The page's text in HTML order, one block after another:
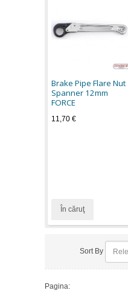
Brake Pipe Flare Nut
Spanner 12mm
FORCE
11,70 €
În căruţ
Sort By
Pagina: